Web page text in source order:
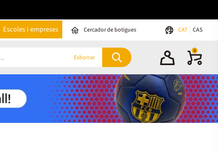
Escoles i empreses Cercador de botigues CAT CAS
Esborrar
0